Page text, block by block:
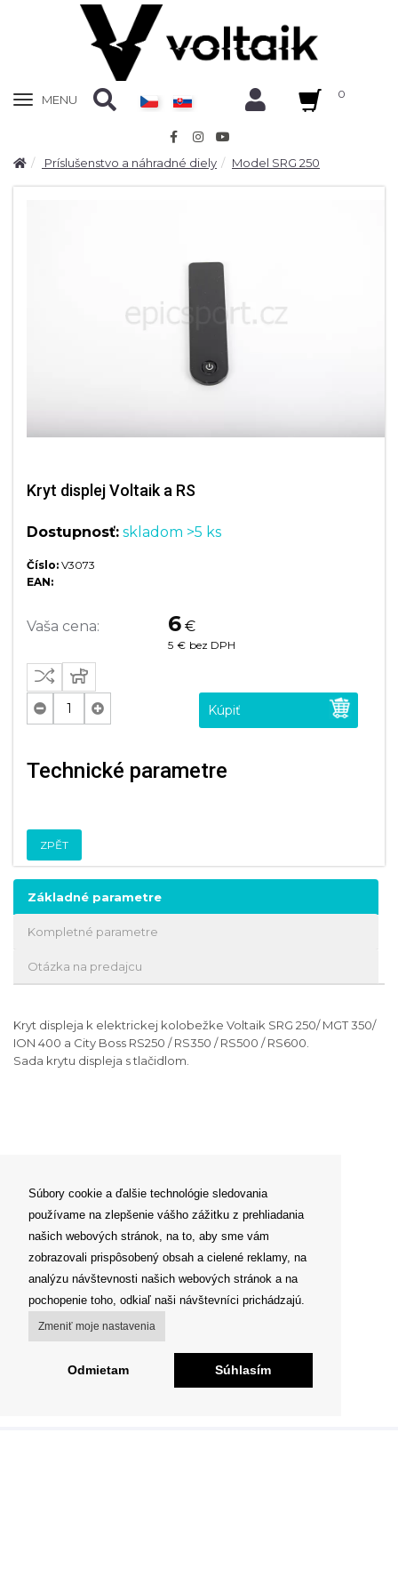
Súbory cookie a ďalšie technológie sledovania
používame na zlepšenie vášho zážitku z prehliadania
našich webových stránok, na to, aby sme vám
zobrazovali prispôsobený obsah a cielené reklamy, na
analýzu návštevnosti našich webových stránok a na
pochopenie toho, odkiaľ naši návštevníci prichádzajú.
Zmeniť moje nastavenia
Odmietam Súhlasím
Zobrazit
MENU 0
Príslušenstvo a náhradné diely Model SRG 250
Kryt displej Voltaik a RS
Dostupnosť: skladom >5 ks
Číslo: V3073
EAN:
Vaša cena: 6 €
5 € bez DPH
Kúpiť
Technické parametre
ZPĚT
Základné parametre
Kompletné parametre
Otázka na predajcu
Kryt displeja k elektrickej kolobežke Voltaik SRG 250/ MGT 350/
ION 400 a City Boss RS250 / RS350 / RS500 / RS600.
Sada krytu displeja s tlačidlom.